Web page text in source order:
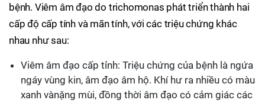
bệnh. Viêm âm đạo do trichomonas phát triển thành hai
cấp độ cấp tính và mãn tính, với các triệu chứng khác
nhau như sau:
Viêm âm đạo cấp tỉnh: Triệu chứng của bệnh là ngứa
ngáy vùng kin, âm đạo âm hộ. Khí hư ra nhiều có màu
xanh vànặng mùi, đồng thời âm đạo có cảm giác các